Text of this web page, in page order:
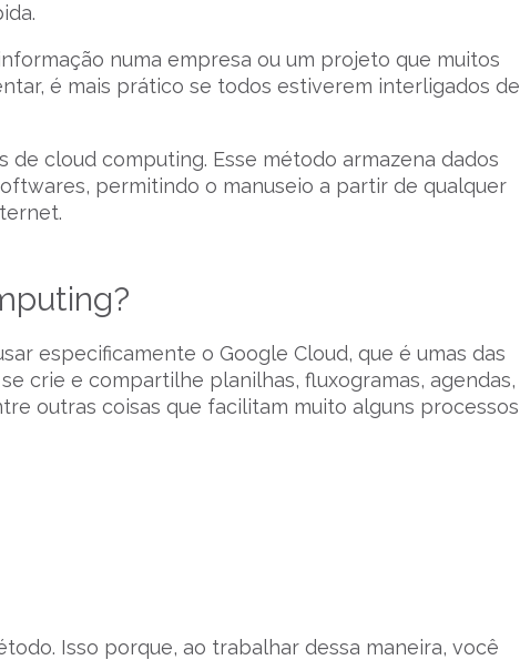
numa empresa ou um projeto que muitos
é mais prático se todos estiverem interligados de
cloud computing. Esse método armazena dados
permitindo o manuseio a partir de qualquer
especificamente o Google Cloud, que é umas das
crie e compartilhe planilhas, fluxogramas, agendas,
outras coisas que facilitam muito alguns processos
Isso porque, ao trabalhar dessa maneira, você